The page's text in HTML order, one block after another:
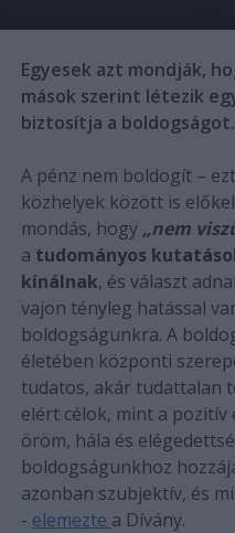
Egyesek azt mondják,
mások szerint létezik
biztosítja a boldogságot.
A pénz nem boldogít –
közhelyek között is
mondás, hogy„nem
a tudományos
kínálnak, és választ
vajon tényleg hatással
boldogságunkra. A
életében központi
tudatos, akár tudattalan
elért célok, mint a pozitív
öröm, hála és
boldogságunkhoz
azonban szubjektív, és
- elemezte a Dívány.